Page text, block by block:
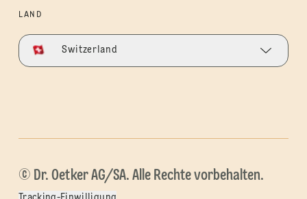
LAND
Switzerland
© Dr. Oetker AG/SA. Alle Rechte vorbehalten.